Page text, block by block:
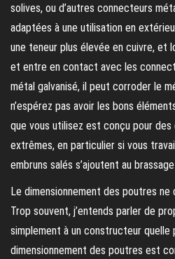
solives, ou d’autres connecteurs
adaptées à une utilisation en
une teneur plus élevée en cuivre, et
et entre en contact avec les
métal galvanisé, il peut corroder le
n’espérez pas avoir les bons
que vous utilisez est conçu pour
extrêmes, en particulier si vous
embruns salés s’ajoutent au
Le dimensionnement des poutres
Trop souvent, j’entends parler de
simplement à un constructeur quelle
dimensionnement des poutres est